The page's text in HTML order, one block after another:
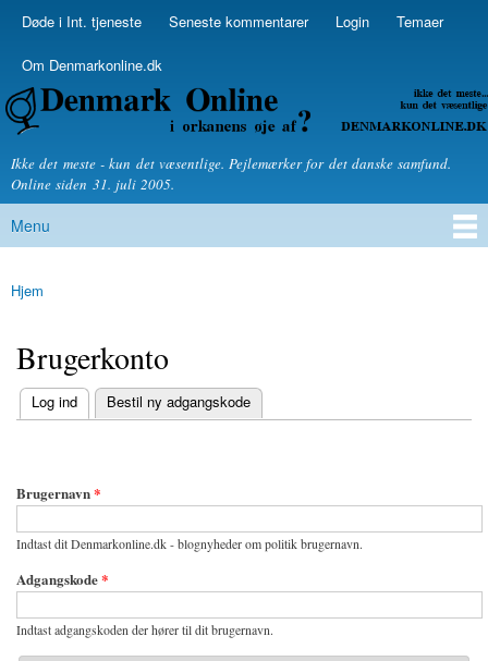
Skip to
Secondary menu
Døde i Int. tjeneste Seneste kommentarer Login Temaer
Om Denmarkonline.dk
Denmarkonline.dk - blognyheder om politik
Ikke det meste - kun det væsentlige. Pejlemærker for det danske samfund.
Online siden 31. juli 2005.
Main menu
Menu
You are here
Hjem
Brugerkonto
Primary tabs
Log ind
(active tab) Bestil ny adgangskode
Brugernavn*
Indtast dit Denmarkonline.dk - blognyheder om politik brugernavn.
Adgangskode*
Indtast adgangskoden der hører til dit brugernavn.